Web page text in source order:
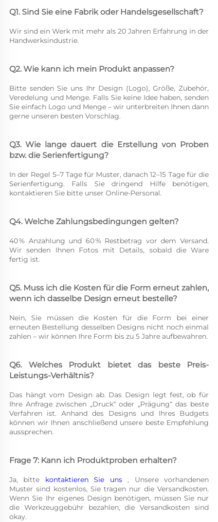
Q1. Sind Sie eine Fabrik oder Handelsgesellschaft?
Wir sind ein Werk mit mehr als 20 Jahren Erfahrung in der
Handwerksindustrie.
Q2. Wie kann ich mein Produkt anpassen?
Bitte senden Sie uns Ihr Design (Logo), Größe, Zubehör,
Veredelung und Menge. Falls Sie keine Idee haben, senden
Sie einfach Logo und Menge – wir unterbreiten Ihnen dann
gerne unseren besten Vorschlag.
Q3. Wie lange dauert die Erstellung von Proben
bzw. die Serienfertigung?
In der Regel 5–7 Tage für Muster, danach 12–15 Tage für die
Serienfertigung. Falls Sie dringend Hilfe benötigen,
kontaktieren Sie bitte unser Online-Personal.
Q4. Welche Zahlungsbedingungen gelten?
40 % Anzahlung und 60 % Restbetrag vor dem Versand.
Wir senden Ihnen Fotos mit Details, sobald die Ware
fertig ist.
Q5. Muss ich die Kosten für die Form erneut zahlen,
wenn ich dasselbe Design erneut bestelle?
Nein, Sie müssen die Kosten für die Form bei einer
erneuten Bestellung desselben Designs nicht noch einmal
Q6. Welches Produkt bietet das beste Preis-
Leistungs-Verhältnis?
Das hängt vom Design ab. Das Design legt fest, ob für
Ihre Anfrage zwischen „Druck“ oder „Prägung“ das beste
Verfahren ist. Anhand des Designs und Ihres Budgets
können wir Ihnen anschließend unsere beste Empfehlung
aussprechen.
Frage 7: Kann ich Produktproben erhalten?
Ja, bitte kontaktieren Sie uns , Unsere vorhandenen
Muster sind kostenlos, Sie tragen nur die Versandkosten.
Wenn Sie Ihr eigenes Design benötigen, müssen Sie nur
die Werkzeuggebühr bezahlen, die Versandkosten sind
okay.